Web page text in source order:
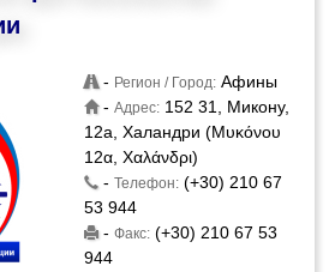
- Регион / Город: Афины
-Адрес: 152 31, Микону,
12а, Халандри (Μυκόνου
12α, Χαλάνδρι)
-Телефон: (+30) 210 67
53 944
-Факс: (+30) 210 67 53
944